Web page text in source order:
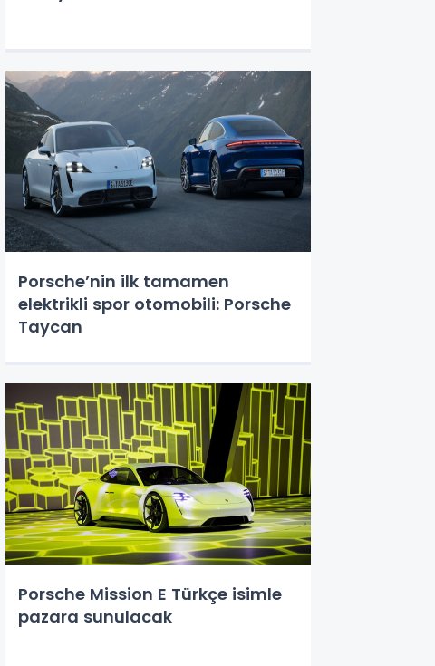
Porsche’nin ilk tamamen
elektrikli spor otomobili: Porsche
Taycan
Porsche Mission E Türkçe isimle
pazara sunulacak